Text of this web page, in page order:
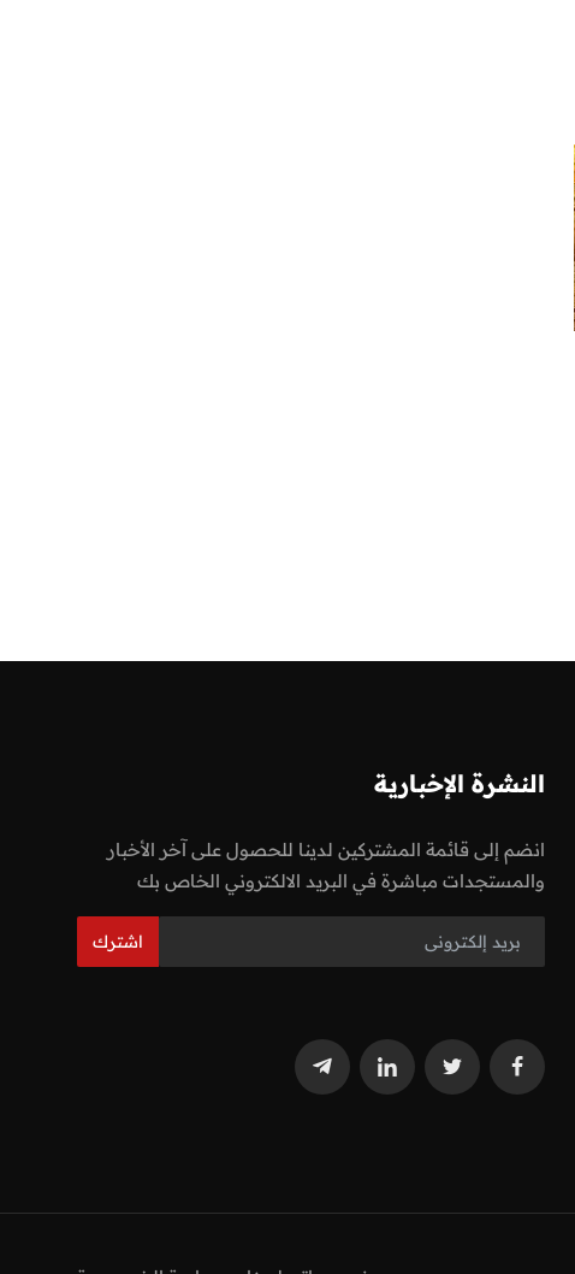
النشرة الإخبارية
انضم إلى قائمة المشتركين لدينا للحصول على آخر الأخبار
والمستجدات مباشرة في البريد الالكتروني الخاص بك
اشترك